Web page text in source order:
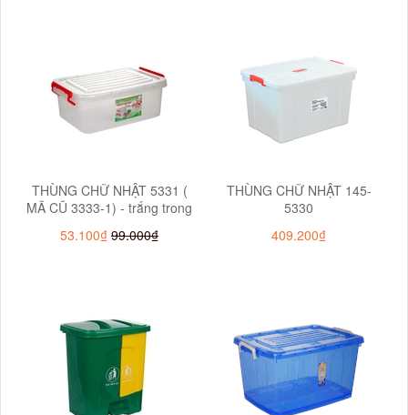
THÙNG CHỮ NHẬT 5331 (
MÃ CŨ 3333-1) - trắng trong
53.100₫ 99.000₫
THÙNG CHỮ NHẬT 145-
5330
409.200₫